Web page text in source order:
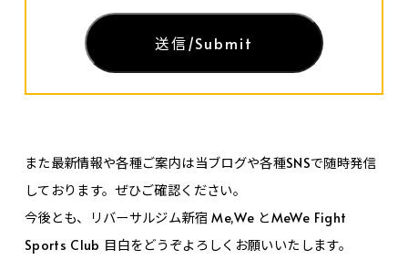
また最新情報や各種ご案内は当ブログや各種SNSで随時発信
しております。ぜひご確認ください。
今後とも、リバーサルジム新宿 Me,We とMeWe Fight
Sports Club 目白をどうぞよろしくお願いいたします。